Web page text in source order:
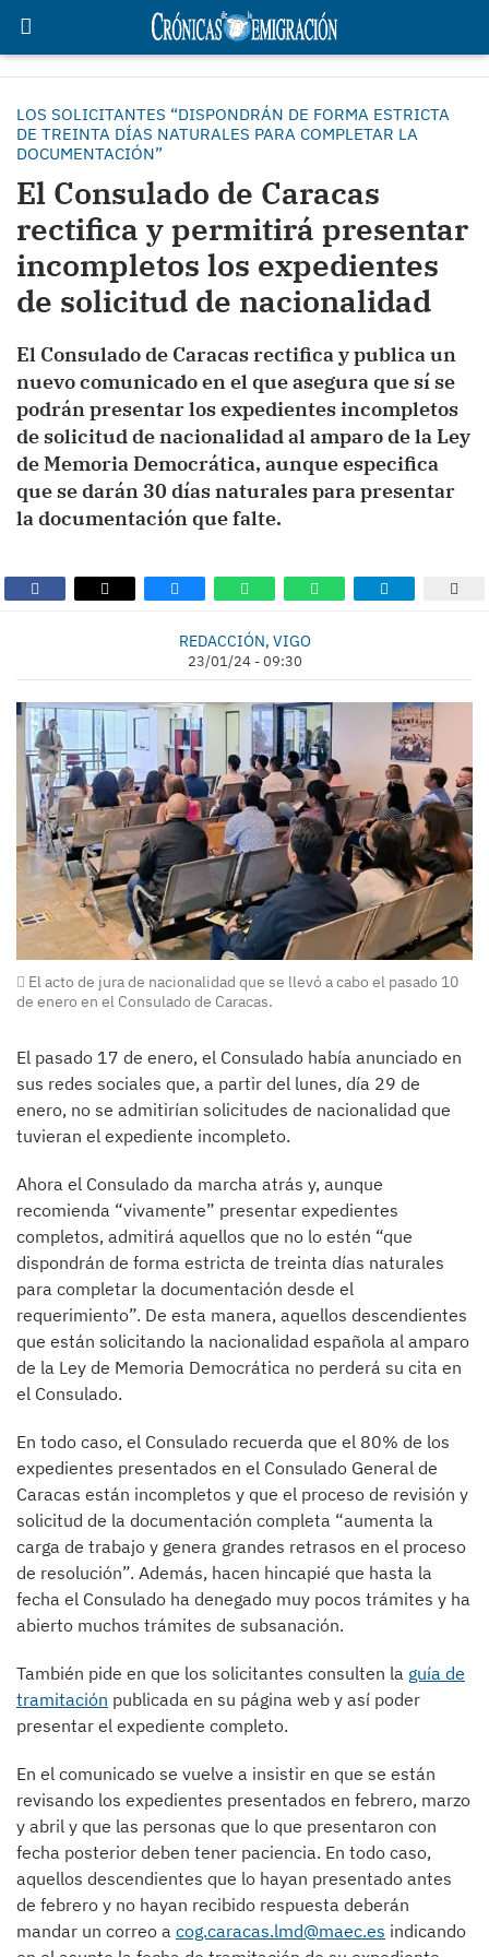
LOS SOLICITANTES “DISPONDRÁN DE FORMA ESTRICTA
DE TREINTA DÍAS NATURALES PARA COMPLETAR LA
DOCUMENTACIÓN”
El Consulado de Caracas
rectifica y permitirá presentar
incompletos los expedientes
de solicitud de nacionalidad
El Consulado de Caracas rectifica y publica un
nuevo comunicado en el que asegura que sí se
podrán presentar los expedientes incompletos
de solicitud de nacionalidad al amparo de la Ley
de Memoria Democrática, aunque especifica
que se darán 30 días naturales para presentar
la documentación que falte.
REDACCIÓN, VIGO
23/01/24 - 09:30
El acto de jura de nacionalidad que se llevó a cabo el pasado 10
de enero en el Consulado de Caracas.
El pasado 17 de enero, el Consulado había anunciado en
sus redes sociales que, a partir del lunes, día 29 de
enero, no se admitirían solicitudes de nacionalidad que
tuvieran el expediente incompleto.
Ahora el Consulado da marcha atrás y, aunque
recomienda “vivamente” presentar expedientes
completos, admitirá aquellos que no lo estén “que
dispondrán de forma estricta de treinta días naturales
para completar la documentación desde el
requerimiento”. De esta manera, aquellos descendientes
que están solicitando la nacionalidad española al amparo
de la Ley de Memoria Democrática no perderá su cita en
el Consulado.
En todo caso, el Consulado recuerda que el 80% de los
expedientes presentados en el Consulado General de
Caracas están incompletos y que el proceso de revisión y
solicitud de la documentación completa “aumenta la
carga de trabajo y genera grandes retrasos en el proceso
de resolución”. Además, hacen hincapié que hasta la
fecha el Consulado ha denegado muy pocos trámites y ha
abierto muchos trámites de subsanación.
También pide en que los solicitantes consulten la guía de
tramitación publicada en su página web y así poder
presentar el expediente completo.
En el comunicado se vuelve a insistir en que se están
revisando los expedientes presentados en febrero, marzo
y abril y que las personas que lo que presentaron con
fecha posterior deben tener paciencia. En todo caso,
aquellos descendientes que lo hayan presentado antes
de febrero y no hayan recibido respuesta deberán
mandar un correo a cog.caracas.lmd@maec.es indicando